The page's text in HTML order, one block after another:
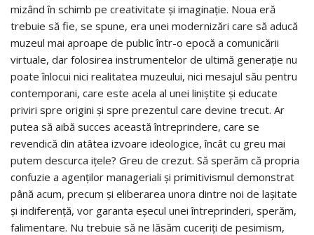
mizând în schimb pe creativitate şi imaginaţie. Noua eră
trebuie să fie, se spune, era unei modernizări care să aducă
muzeul mai aproape de public într-o epocă a comunicării
virtuale, dar folosirea instrumentelor de ultimă generaţie nu
poate înlocui nici realitatea muzeului, nici mesajul său pentru
contemporani, care este acela al unei liniştite şi educate
priviri spre origini şi spre prezentul care devine trecut. Ar
putea să aibă succes această întreprindere, care se
revendică din atâtea izvoare ideologice, încât cu greu mai
putem descurca iţele? Greu de crezut. Să sperăm că propria
confuzie a agenţilor manageriali şi primitivismul demonstrat
până acum, precum şi eliberarea unora dintre noi de laşitate
şi indiferenţă, vor garanta eşecul unei întreprinderi, sperăm,
falimentare. Nu trebuie să ne lăsăm cuceriţi de pesimism,